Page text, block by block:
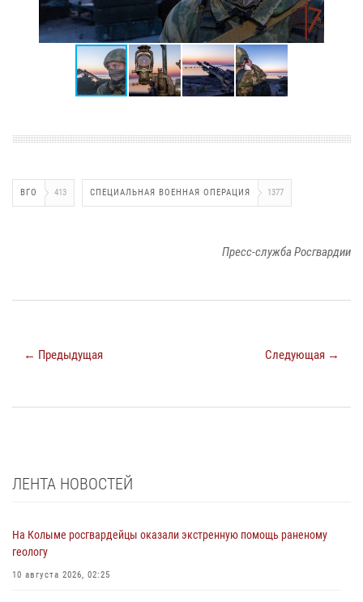
ВГО 413 СПЕЦИАЛЬНАЯ ВОЕННАЯ ОПЕРАЦИЯ 1377
Пресс-служба Росгвардии
← Предыдущая Следующая →
ЛЕНТА НОВОСТЕЙ
На Колыме росгвардейцы оказали экстренную помощь раненому
геологу
10 августа 2026, 02:25